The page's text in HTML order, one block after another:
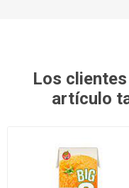
Los
artículo